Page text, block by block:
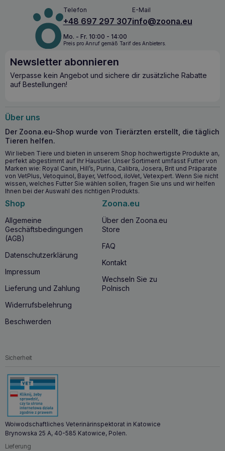
Mangan (2 mg/kg).
Analytische Bestandteile: Rohprotein 9% Rohfett 5%
Rohasche 1,8% Rohfaser 0,5% Feuchtigkeit 81%
Fütterungsempfehlung: Gewicht der Katze Tagesportion ca.
Beginn der Fütterung einen Tierarzt zu konsultieren.
Ständigen Zugang zu Trinkwasser sicherstellen Empfohlene
Fütterungszeit: Bei Durchfall 1 – 2 Wochen. Bei
Telefon
+48 697 297 307
E-Mail
info@zoona.eu
Mo. - Fr. 10:00 - 14:00
Preis pro Anruf gemäß Tarif des Anbieters.
Newsletter abonnieren
Verpasse kein Angebot und sichere dir zusätzliche Rabatte
auf Bestellungen!
Über uns
Der Zoona.eu-Shop wurde von Tierärzten erstellt, die täglich
Tieren helfen.
Wir lieben Tiere und bieten in unserem Shop hochwertigste Produkte an,
perfekt abgestimmt auf Ihr Haustier. Unser Sortiment umfasst Futter von
Marken wie: Royal Canin, Hill’s, Purina, Calibra, Josera, Brit und Präparate
von VetPlus, Vetoquinol, Bayer, Vetfood, iloVet, Vetexpert. Wenn Sie nicht
wissen, welches Futter Sie wählen sollen, fragen Sie uns und wir helfen
Ihnen bei der Auswahl des richtigen Produkts.
Shop
Allgemeine
Geschäftsbedingungen
(AGB)
Datenschutzerklärung
Impressum
Lieferung und Zahlung
Widerrufsbelehrung
Beschwerden
Zoona.eu
Über den Zoona.eu
Store
FAQ
Kontakt
Wechseln Sie zu
Polnisch
Sicherheit
Woiwodschaftliches Veterinärinspektorat in Katowice
Brynowska 25 A, 40-585 Katowice, Polen.
Lieferung